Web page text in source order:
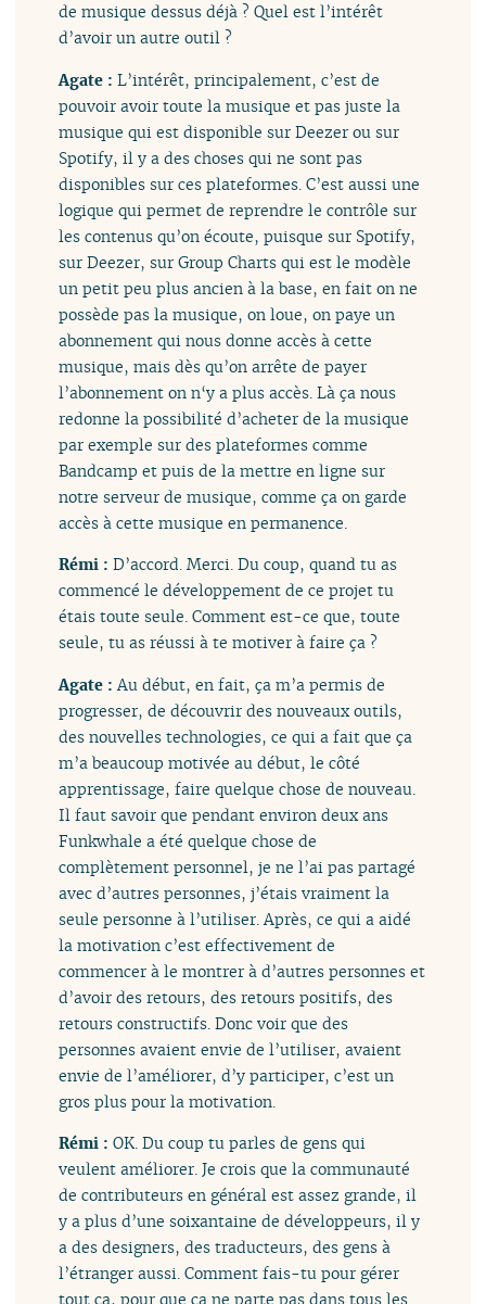
de musique dessus déjà ? Quel est l’intérêt
d’avoir un autre outil ?
Agate :L’intérêt, principalement, c’est de
pouvoir avoir toute la musique et pas juste la
musique qui est disponible sur Deezer ou sur
Spotify, il y a des choses qui ne sont pas
disponibles sur ces plateformes. C’est aussi une
logique qui permet de reprendre le contrôle sur
les contenus qu’on écoute, puisque sur Spotify,
sur Deezer, sur Group Charts qui est le modèle
un petit peu plus ancien à la base, en fait on ne
possède pas la musique, on loue, on paye un
abonnement qui nous donne accès à cette
musique, mais dès qu’on arrête de payer
l’abonnement on n‘y a plus accès. Là ça nous
redonne la possibilité d’acheter de la musique
par exemple sur des plateformes comme
Bandcamp et puis de la mettre en ligne sur
notre serveur de musique, comme ça on garde
accès à cette musique en permanence.
Rémi :D’accord. Merci. Du coup, quand tu as
commencé le développement de ce projet tu
étais toute seule. Comment est-ce que, toute
seule, tu as réussi à te motiver à faire ça ?
Agate :Au début, en fait, ça m’a permis de
progresser, de découvrir des nouveaux outils,
des nouvelles technologies, ce qui a fait que ça
m’a beaucoup motivée au début, le côté
apprentissage, faire quelque chose de nouveau.
Il faut savoir que pendant environ deux ans
Funkwhale a été quelque chose de
complètement personnel, je ne l’ai pas partagé
avec d’autres personnes, j’étais vraiment la
seule personne à l’utiliser. Après, ce qui a aidé
la motivation c’est effectivement de
commencer à le montrer à d’autres personnes et
d’avoir des retours, des retours positifs, des
retours constructifs. Donc voir que des
personnes avaient envie de l’utiliser, avaient
envie de l’améliorer, d’y participer, c’est un
gros plus pour la motivation.
Rémi :OK. Du coup tu parles de gens qui
veulent améliorer. Je crois que la communauté
de contributeurs en général est assez grande, il
y a plus d’une soixantaine de développeurs, il y
a des designers, des traducteurs, des gens à
l’étranger aussi. Comment fais-tu pour gérer
tout ça, pour que ça ne parte pas dans tous les